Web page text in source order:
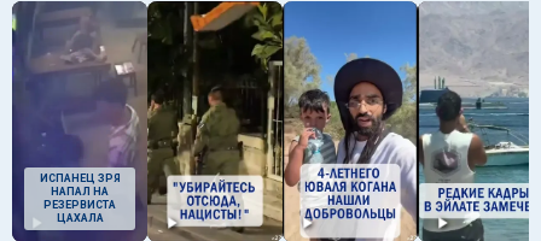
ИСПАНЕЦ ЗРЯ
НАПАЛ НА
РЕЗЕРВИСТА
ЦАХАЛА